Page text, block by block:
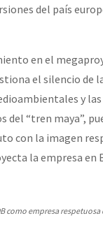
del país
en el
el silencio de
y
del “tren maya”,
con la imagen
la empresa en
como empresa